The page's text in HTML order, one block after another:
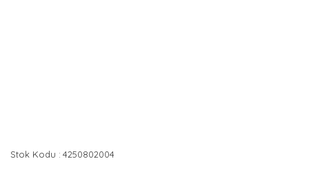
Stok Kodu 4250802004